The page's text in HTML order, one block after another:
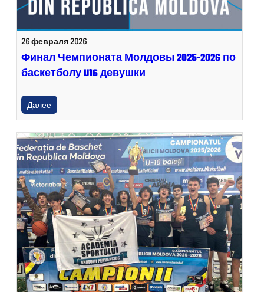
26 февраля 2026
Финал Чемпионата Молдовы 2025-2026 по
баскетболу U16 девушки
Далее